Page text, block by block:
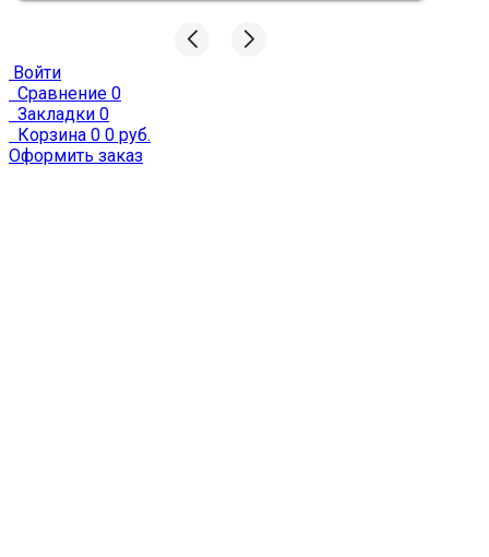
Войти
Сравнение 0
Закладки 0
Корзина 0 0 руб.
Оформить заказ